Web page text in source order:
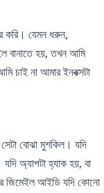
করি। যেমন ধরুন,
হয়, তখন আমি
চাই না আমার ইনবক্সটা
বোঝা মুশকিল। যদি
অ্যাপটা হ্যাক হয়, বা
জিমেইল আইডি যদি কোনো